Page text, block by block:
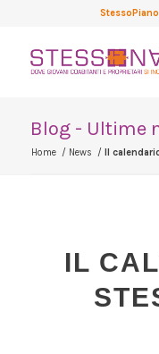
StessoPiano
Blog - Ultime
Home / News / Il
IL